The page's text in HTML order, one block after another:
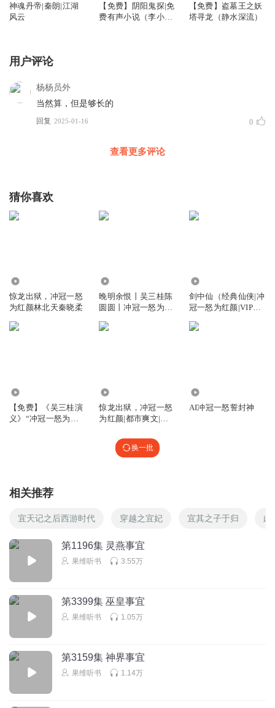
神魂丹帝|秦朗|江湖
风云
【免费】阴阳鬼探|免
费有声小说（李小嘴
【免费】盗墓王之妖
塔寻龙（静水深流）
用户评论
杨杨员外
当然算，但是够长的
回复 2025-01-16 0
查看更多评论
猜你喜欢
惊龙出狱，冲冠一怒
为红颜林北天秦晓柔
晚明余恨丨吴三桂陈
圆圆丨冲冠一怒为红
剑中仙（经典仙侠|冲
冠一怒为红颜|VIP免
【免费】《吴三桂演
义》“冲冠一怒为红
惊龙出狱，冲冠一怒
为红颜|都市爽文|无
AI冲冠一怒誓封神
换一批
相关推荐
宜天记之后西游时代 穿越之宜妃 宜其之子于归 此
第1196集 灵燕事宜
果维听书 3.55万
第3399集 巫皇事宜
果维听书 1.05万
第3159集 神界事宜
果维听书 1.14万